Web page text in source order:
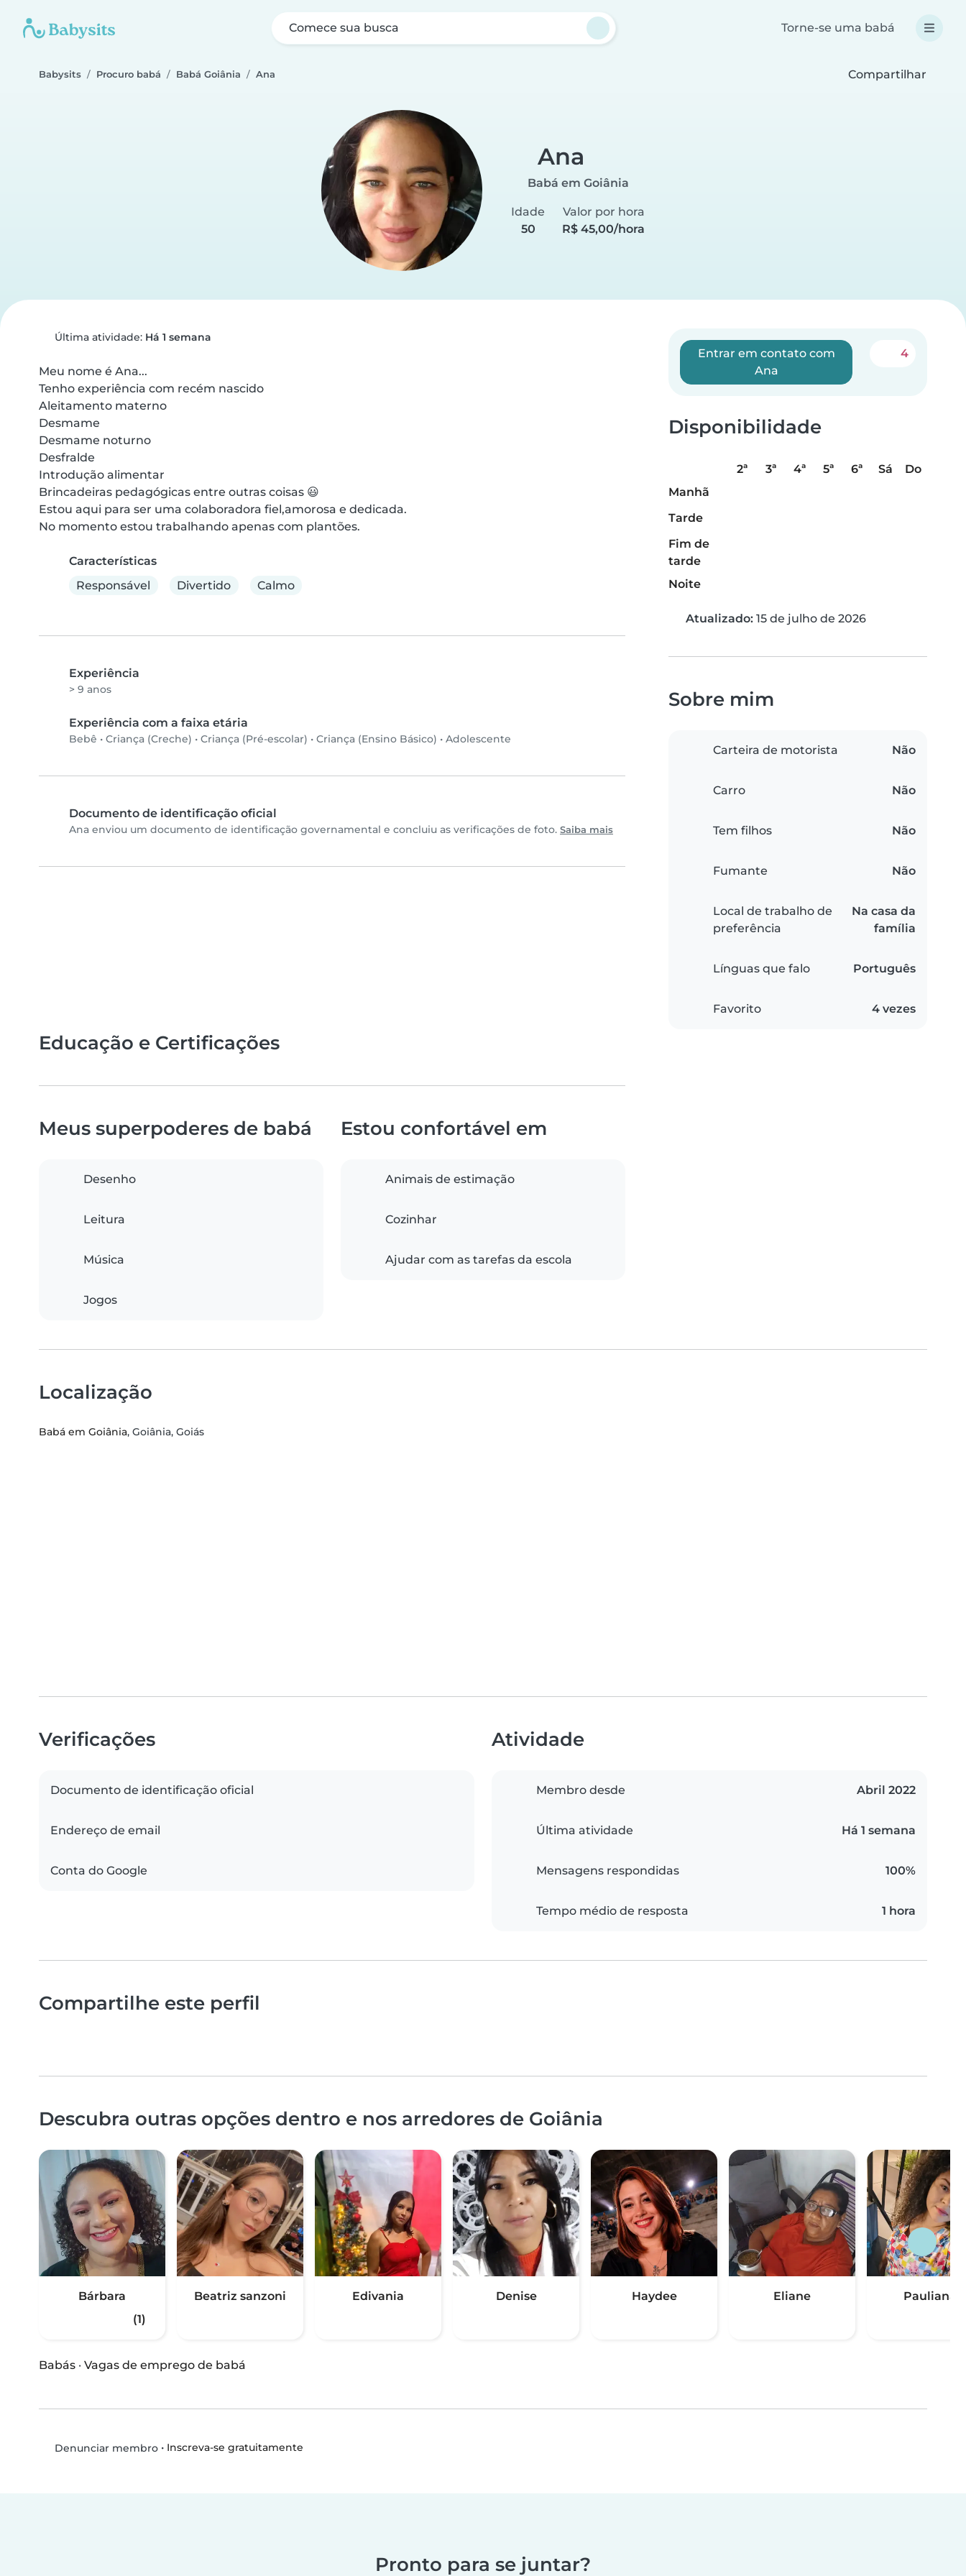
Comece sua busca Torne-se uma babá
Babysits Procuro babá Babá Goiânia Ana Compartilhar
Ana
Babá em Goiânia
Idade
50
Valor por hora
R$ 45,00/hora
Última atividade: Há 1 semana
Meu nome é Ana...
Tenho experiência com recém nascido
Aleitamento materno
Desmame
Desmame noturno
Desfralde
Introdução alimentar
Brincadeiras pedagógicas entre outras coisas 😃
Estou aqui para ser uma colaboradora fiel,amorosa e dedicada.
No momento estou trabalhando apenas com plantões.
Características
Responsável
Divertido Calmo
Experiência
> 9 anos
Experiência com a faixa etária
Bebê • Criança (Creche) • Criança (Pré-escolar) • Criança (Ensino Básico) • Adolescente
Documento de identificação oficial
Ana enviou um documento de identificação governamental e concluiu as verificações de foto. Saiba mais
Entrar em contato com
Ana
4
Disponibilidade
2ª 3ª 4ª 5ª 6ª Sá
Do
Manhã
Tarde
Fim de
tarde
Noite
Atualizado: 15 de julho de 2026
Sobre mim
Carteira de motorista Não
Carro Não
Tem filhos Não
Fumante Não
Local de trabalho de
preferência
Na casa da
família
Línguas que falo Português
Favorito 4 vezes
Educação e Certificações
Meus superpoderes de babá
Desenho
Leitura
Música
Jogos
Estou confortável em
Animais de estimação
Cozinhar
Ajudar com as tarefas da escola
Localização
Babá em Goiânia, Goiânia, Goiás
Verificações
Documento de identificação oficial
Endereço de email
Conta do Google
Atividade
Membro desde Abril 2022
Última atividade Há 1 semana
Mensagens respondidas 100%
Tempo médio de resposta 1 hora
Compartilhe este perfil
Descubra outras opções dentro e nos arredores de Goiânia
Bárbara
(1)
Beatriz sanzoni Edivania Denise Haydee Eliane Pauliana
Babás · Vagas de emprego de babá
Denunciar membro• Inscreva-se gratuitamente
Pronto para se juntar?